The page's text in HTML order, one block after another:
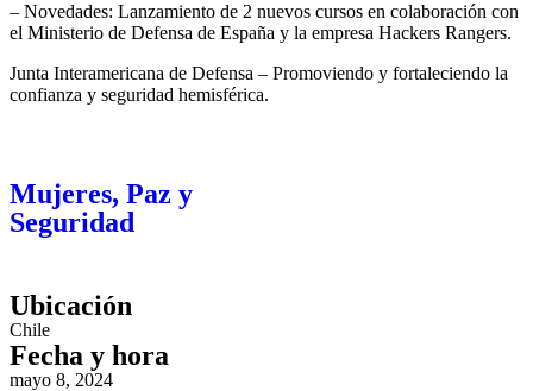
– Novedades: Lanzamiento de 2 nuevos cursos en colaboración con
el Ministerio de Defensa de España y la empresa Hackers Rangers.
Junta Interamericana de Defensa – Promoviendo y fortaleciendo la
confianza y seguridad hemisférica.
Mujeres, Paz y
Seguridad
Ubicación
Chile
Fecha y hora
mayo 8, 2024